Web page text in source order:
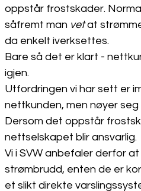
oppstår frostskader.
såfremt man vet at
da enkelt iverksettes.
Bare så det er klart -
igjen.
Utfordringen vi har sett er
nettkunden, men nøyer
Dersom det oppstår
nettselskapet blir ansvarlig.
Vi i SVW anbefaler derfor at
strømbrudd, enten de er
et slikt direkte